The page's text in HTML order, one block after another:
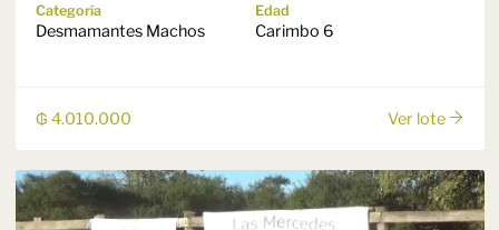
Categoría
Desmamantes Machos
Edad
Carimbo 6
₲ 4.010.000 Ver lote